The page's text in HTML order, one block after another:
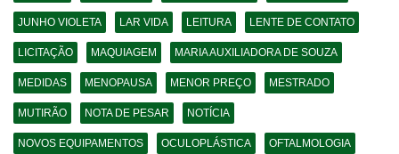
JUNHO VIOLETA LAR VIDA LEITURA LENTE DE CONTATO
LICITAÇÃO MAQUIAGEM MARIA AUXILIADORA DE SOUZA
MEDIDAS MENOPAUSA MENOR PREÇO MESTRADO
MUTIRÃO NOTA DE PESAR NOTÍCIA
NOVOS EQUIPAMENTOS OCULOPLÁSTICA OFTALMOLOGIA